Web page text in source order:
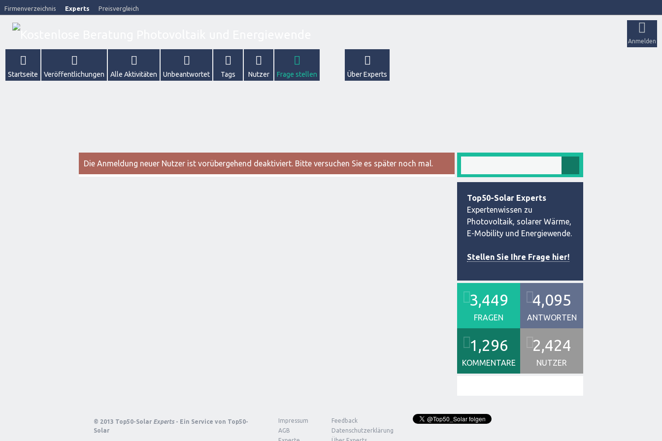
Firmenverzeichnis Experts Preisvergleich
Anmelden
Startseite Veröffentlichungen Alle Aktivitäten Unbeantwortet Tags Nutzer Frage stellen Über Experts
Die Anmeldung neuer Nutzer ist vorübergehend deaktiviert. Bitte versuchen Sie es später noch mal.
Top50-Solar Experts
Expertenwissen zu
Photovoltaik, solarer Wärme,
E-Mobility und Energiewende.
Stellen Sie Ihre Frage hier!
3,449
FRAGEN
4,095
ANTWORTEN
1,296
KOMMENTARE
2,424
NUTZER
© 2013 Top50-Solar Experts - Ein Service von Top50-
Solar
Impressum
Feedback
AGB
Datenschutzerklärung